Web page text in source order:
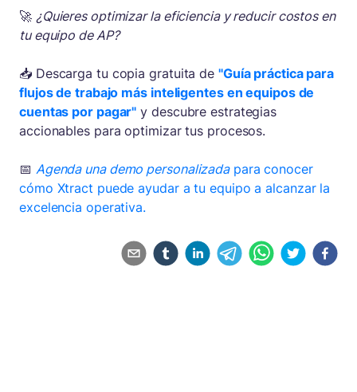
🚀 ¿Quieres optimizar la eficiencia y reducir costos en
tu equipo de AP?
📥 Descarga tu copia gratuita de "Guía práctica para
flujos de trabajo más inteligentes en equipos de
cuentas por pagar" y descubre estrategias
accionables para optimizar tus procesos.
📅 Agenda una demo personalizadapara conocer
cómo Xtract puede ayudar a tu equipo a alcanzar la
excelencia operativa.